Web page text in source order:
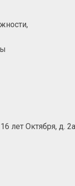
лет Октября, д. 2а